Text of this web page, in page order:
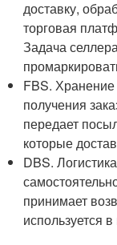
доставку,
торговая
Задача
FBS.
получения
передает
которые
DBS.
принимает
используется